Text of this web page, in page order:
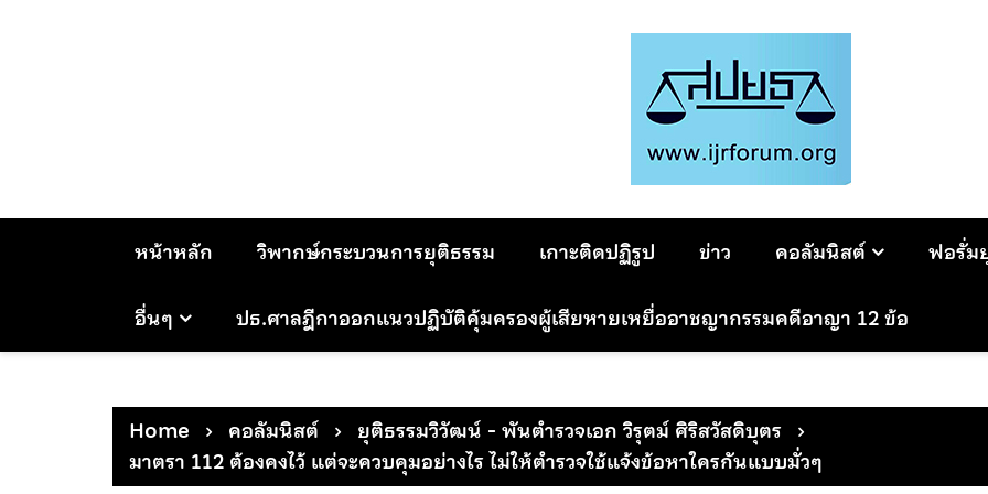
หน้าหลัก วิพากษ์กระบวนการยุติธรรม เกาะติดปฏิรูป ข่าว คอลัมนิสต์ ฟอรั่ม
อื่นๆ ปธ.ศาลฎีกาออกแนวปฏิบัติคุ้มครองผู้เสียหายเหยื่ออาชญากรรมคดีอาญา 12 ข้อ
Home คอลัมนิสต์
ยุติธรรมวิวัฒน์ - พันตำรวจเอก วิรุตม์ ศิริสวัสดิบุตร
มาตรา 112 ต้องคงไว้ แต่จะควบคุมอย่างไร ไม่ให้ตำรวจใช้แจ้งข้อหาใครกันแบบมั่วๆ